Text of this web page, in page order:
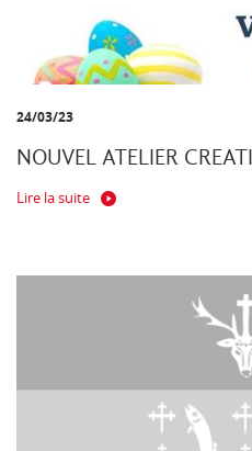
24/03/23
NOUVEL ATELIER
Lire la suite